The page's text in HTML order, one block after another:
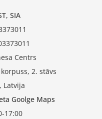
SIA
Centrs
2. stāvs
Latvija
Goolge Maps
17:00